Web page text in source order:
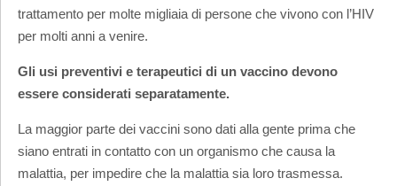
trattamento per molte migliaia di persone che vivono con l’HIV
per molti anni a venire.
Gli usi preventivi e terapeutici di un vaccino devono
essere considerati separatamente.
La maggior parte dei vaccini sono dati alla gente prima che
siano entrati in contatto con un organismo che causa la
malattia, per impedire che la malattia sia loro trasmessa.